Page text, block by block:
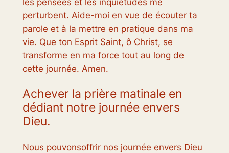
les pensées et les inquiétudes me
perturbent. Aide-moi en vue de écouter ta
parole et à la mettre en pratique dans ma
vie. Que ton Esprit Saint, ô Christ, se
transforme en ma force tout au long de
cette journée. Amen.
Achever la prière matinale en
dédiant notre journée envers
Dieu.
Nous pouvonsoffrir nos journée envers Dieu